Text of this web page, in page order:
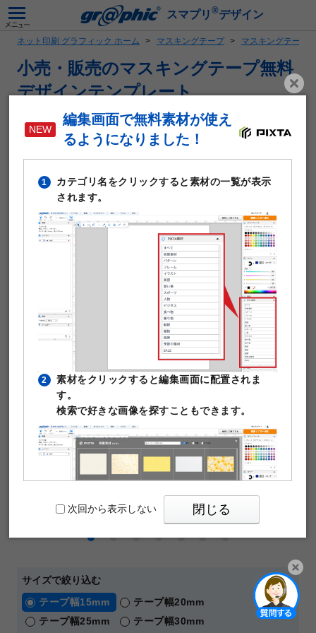
スマプリ ®デザイン
ネット印刷 グラフィック ホーム マスキングテープ マスキングテープ
小売・販売のマスキングテープ無料
デザインテンプレート
オリジナルのマスキングテープを1個から注文いただけます。
テープの幅は15mm、20mm、25mm、30mm、40mm、
テープの長さは5mと10mから選べ、簡単に手でちぎって使う
ことができます。
1個から注文可能
テープ長さ：5m、10m
テープ幅 ：15mm、20mm、25mm、30mm、40mm、
印刷納期：10日納期～
片面カラー印刷
マスキングテープの仕様や印刷料金はこちら
サイズで絞り込む
テープ幅15mm
テープ幅20mm
テープ幅25mm
テープ幅30mm
編集画面で無料素材が使え
るようになりました！
1
カテゴリ名をクリックすると素材の一覧が表示
されます。
2
素材をクリックすると編集画面に配置されま
す。
検索で好きな画像を探すこともできます。
3
PIXTAの透かし文字は印刷時に消えますのでご
安心ください。
次回から表示しない 閉じる
開く